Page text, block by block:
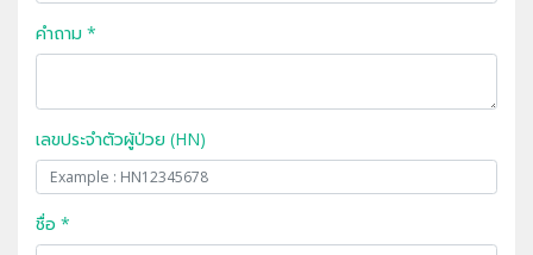
คำถาม *
เลขประจำตัวผู้ป่วย (HN)
ชื่อ *